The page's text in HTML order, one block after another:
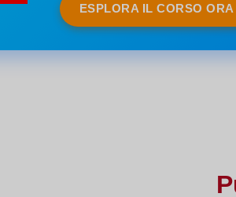
ESPLORA IL CORSO ORA